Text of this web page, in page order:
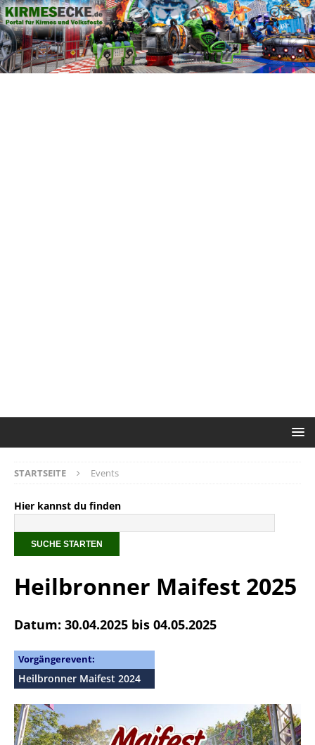
STARTSEITE Events
Hier kannst du finden
Heilbronner Maifest 2025
Datum: 30.04.2025 bis 04.05.2025
Vorgängerevent:
Heilbronner Maifest 2024